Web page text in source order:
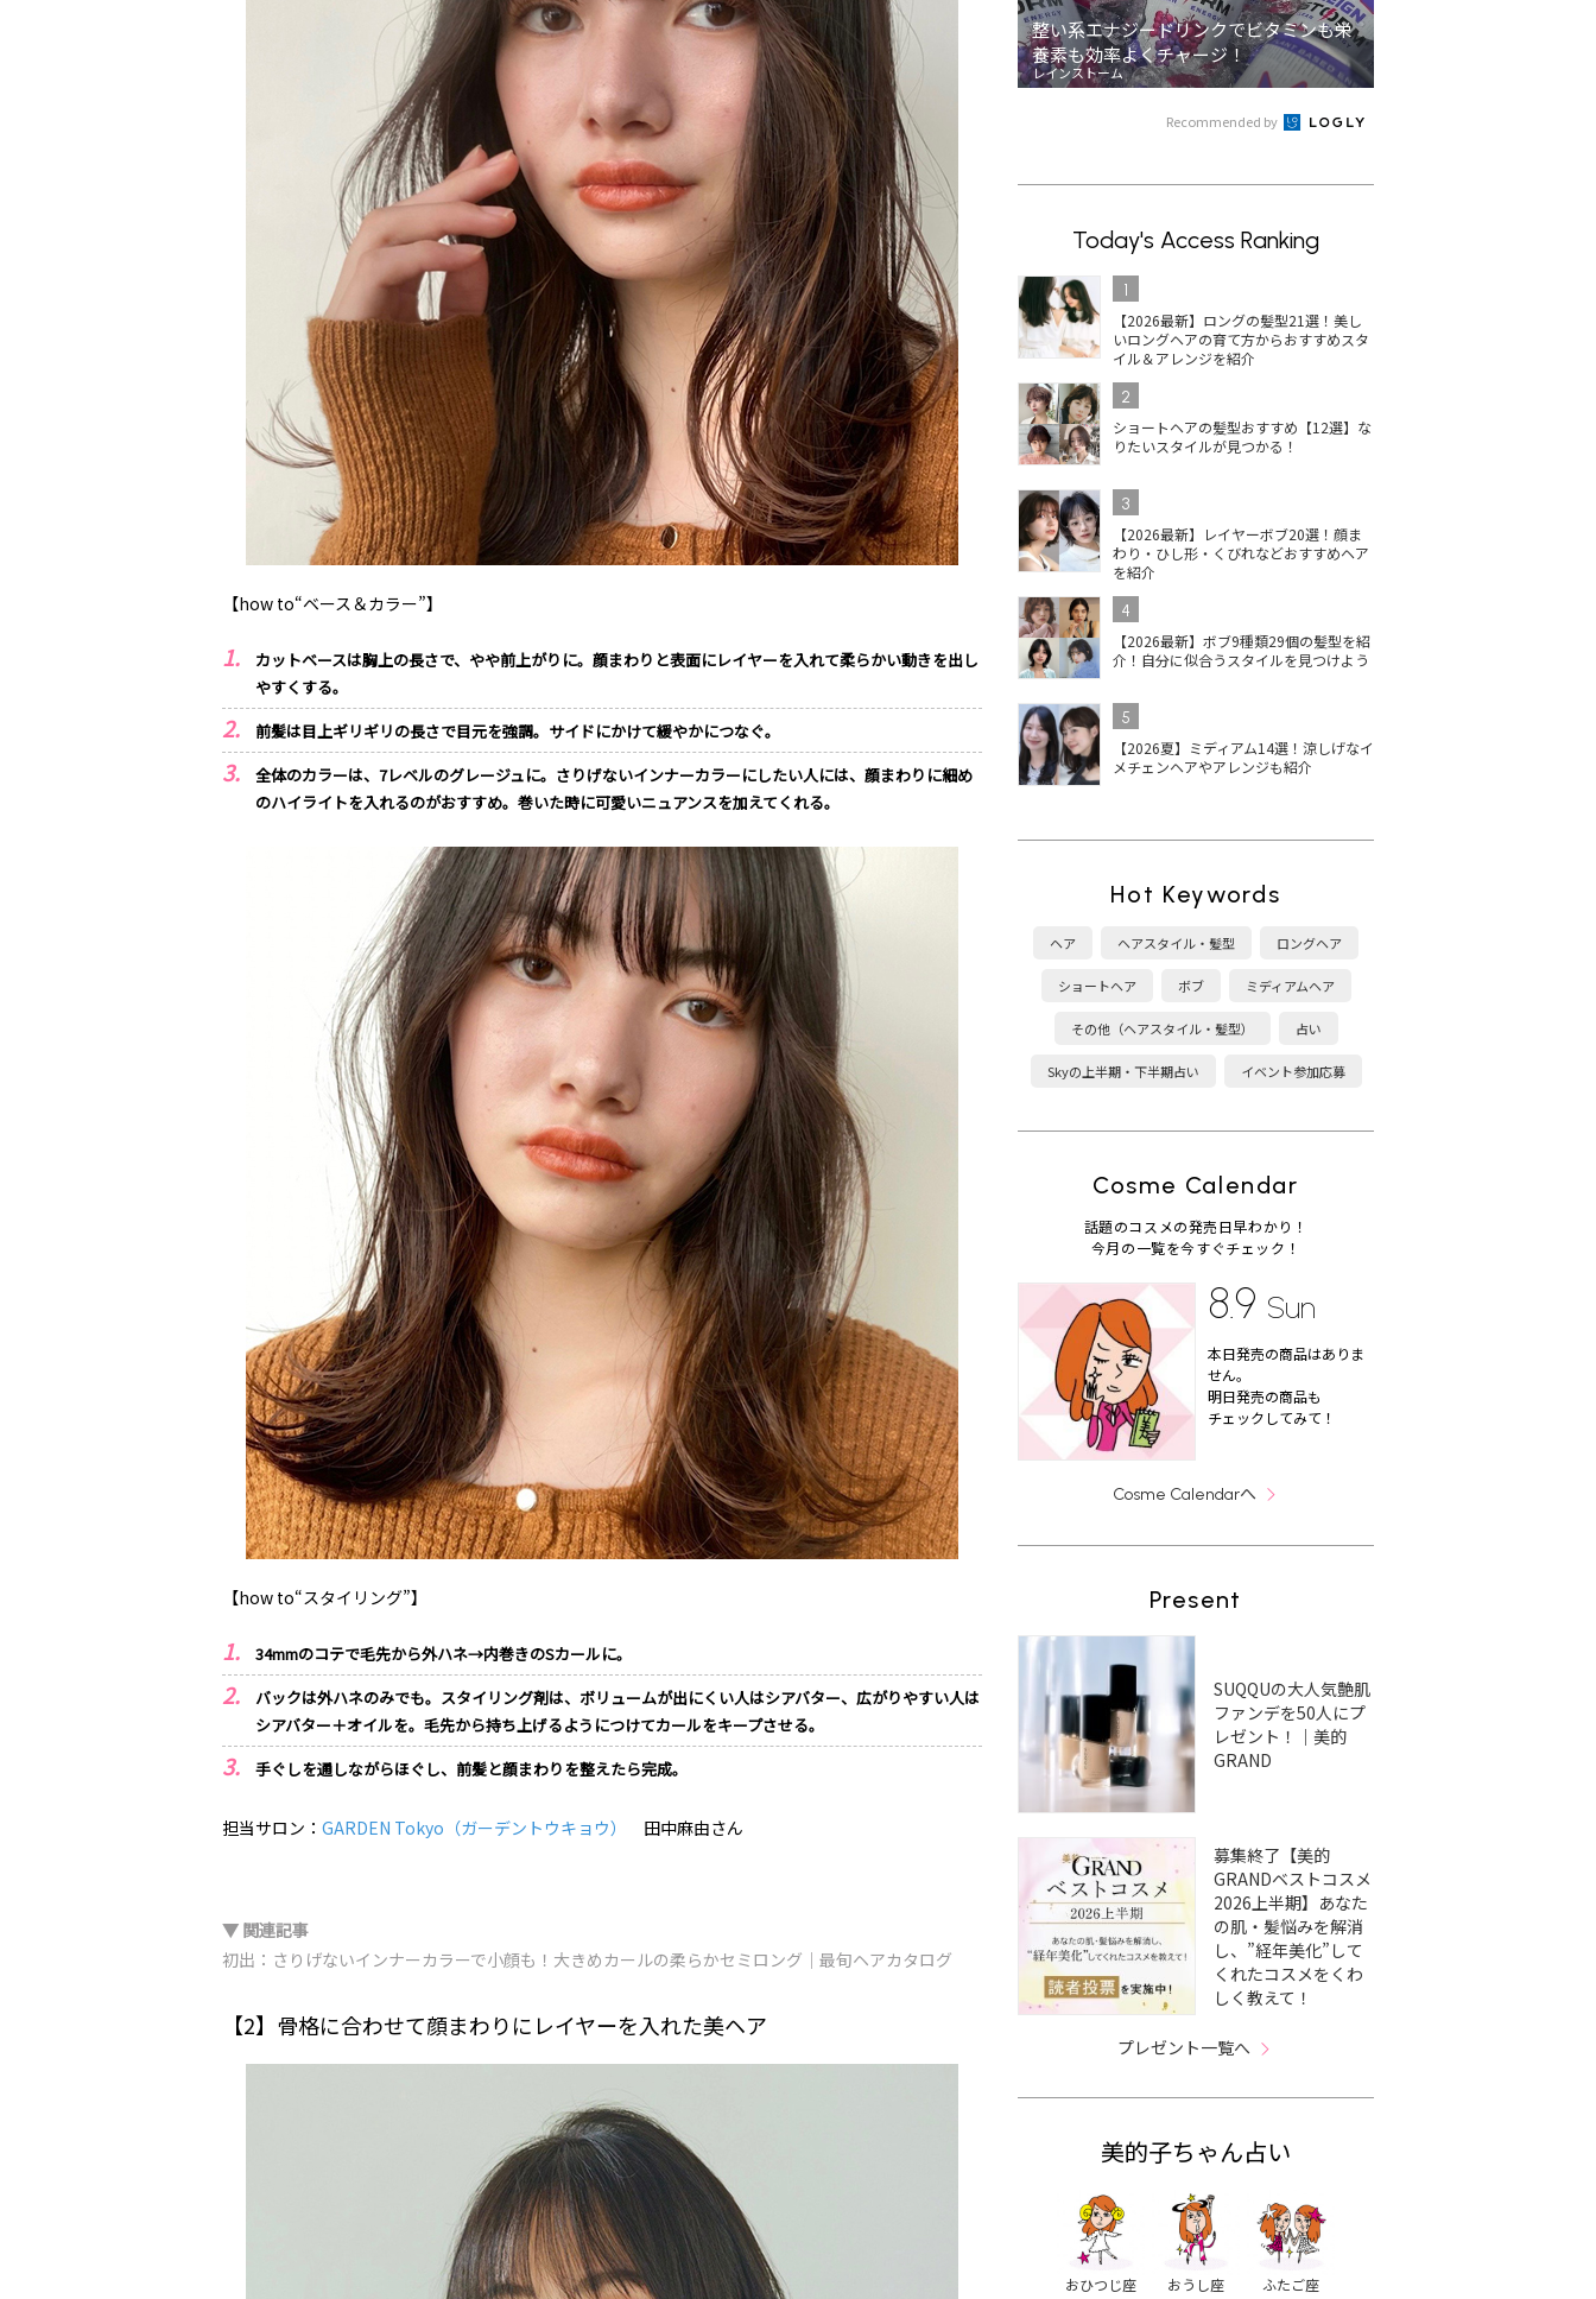
【how to“ベース＆カラー”】
カットベースは胸上の長さで、やや前上がりに。顔まわりと表面にレイヤーを入れて柔らかい動きを出し
やすくする。
前髪は目上ギリギリの長さで目元を強調。サイドにかけて緩やかにつなぐ。
全体のカラーは、7レベルのグレージュに。さりげないインナーカラーにしたい人には、顔まわりに細め
のハイライトを入れるのがおすすめ。巻いた時に可愛いニュアンスを加えてくれる。
【how to“スタイリング”】
34mmのコテで毛先から外ハネ→内巻きのSカールに。
バックは外ハネのみでも。スタイリング剤は、ボリュームが出にくい人はシアバター、広がりやすい人は
シアバター＋オイルを。毛先から持ち上げるようにつけてカールをキープさせる。
手ぐしを通しながらほぐし、前髪と顔まわりを整えたら完成。
担当サロン： GARDEN Tokyo（ガーデントウキョウ） 田中麻由さん
▼ 関連記事
初出：さりげないインナーカラーで小顔も！大きめカールの柔らかセミロング｜最旬ヘアカタログ
【2】骨格に合わせて顔まわりにレイヤーを入れた美ヘア
整い系エナジードリンクでビタミンも栄
養素も効率よくチャージ！
レインストーム
Recommended by
Today's Access Ranking
1
【2026最新】ロングの髪型21選！美し
いロングヘアの育て方からおすすめスタ
イル＆アレンジを紹介
2
ショートヘアの髪型おすすめ【12選】な
りたいスタイルが見つかる！
3
【2026最新】レイヤーボブ20選！顔ま
わり・ひし形・くびれなどおすすめヘア
を紹介
4
【2026最新】ボブ9種類29個の髪型を紹
介！自分に似合うスタイルを見つけよう
5
【2026夏】ミディアム14選！涼しげなイ
メチェンヘアやアレンジも紹介
Hot Keywords
ヘア ヘアスタイル・髪型 ロングヘア
ショートヘア ボブ ミディアムヘア
その他（ヘアスタイル・髪型） 占い
Skyの上半期・下半期占い イベント参加応募
Cosme Calendar
話題のコスメの発売日早わかり！
今月の一覧を今すぐチェック！
8.9 Sun
本日発売の商品はありま
せん。
明日発売の商品も
チェックしてみて！
Cosme Calendarへ
Present
SUQQUの大人気艶肌
ファンデを50人にプ
レゼント！｜美的
GRAND
募集終了【美的
GRANDベストコスメ
2026上半期】あなた
の肌・髪悩みを解消
し、”経年美化”して
くれたコスメをくわ
しく教えて！
プレゼント一覧へ
美的子ちゃん占い
おひつじ座 おうし座 ふたご座